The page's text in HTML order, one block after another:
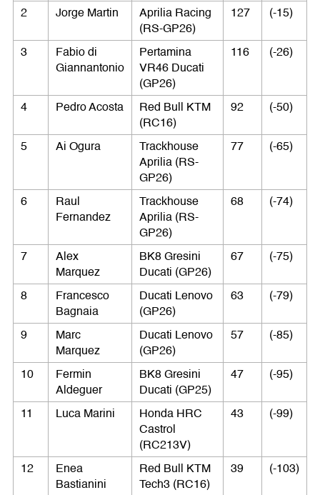
2 Jorge Martin
Aprilia Racing
(RS-GP26)
127 (-15)
3
Fabio di
Giannantonio
Pertamina
VR46 Ducati
(GP26)
116 (-26)
4 Pedro Acosta
Red Bull KTM
(RC16)
92 (-50)
5 Ai Ogura
Trackhouse
Aprilia (RS-
GP26)
77 (-65)
6
Raul
Fernandez
Trackhouse
Aprilia (RS-
GP26)
68 (-74)
7
Alex
Marquez
BK8 Gresini
Ducati (GP26)
67 (-75)
8
Francesco
Bagnaia
Ducati Lenovo
(GP26)
63 (-79)
9
Marc
Marquez
Ducati Lenovo
(GP26)
57 (-85)
10
Fermin
Aldeguer
BK8 Gresini
Ducati (GP25)
47 (-95)
11 Luca Marini
Honda HRC
Castrol
(RC213V)
43 (-99)
12
Enea
Bastianini
Red Bull KTM
Tech3 (RC16)
39 (-103)